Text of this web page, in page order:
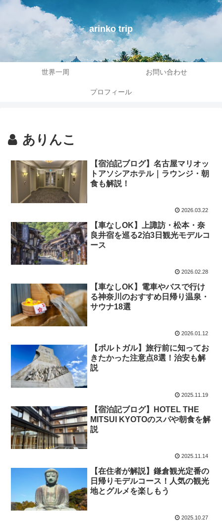
arinko trip
世界一周 お問い合わせ
プロフィール
ありんこ
【宿泊記ブログ】名古屋マリオッ
トアソシアホテル｜ラウンジ・朝
食も解説！
2026.03.22
【車なしOK】上諏訪・松本・奈
良井宿を巡る2泊3日観光モデルコ
ース
2026.02.28
【車なしOK】電車やバスで行け
る神奈川のおすすめ日帰り温泉・
サウナ18選
2026.01.12
【ポルトガル】旅行前に知ってお
きたかった注意点8選！治安も解
説
2025.11.19
【宿泊記ブログ】HOTEL THE
MITSUI KYOTOのスパや朝食を解
説
2025.11.14
【在住者が解説】鎌倉観光定番の
日帰りモデルコース！人気の観光
地とグルメを楽しもう
2025.10.27